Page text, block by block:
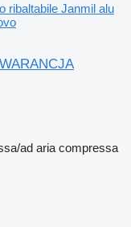
ribaltabile Janmil alu
ad aria compressa